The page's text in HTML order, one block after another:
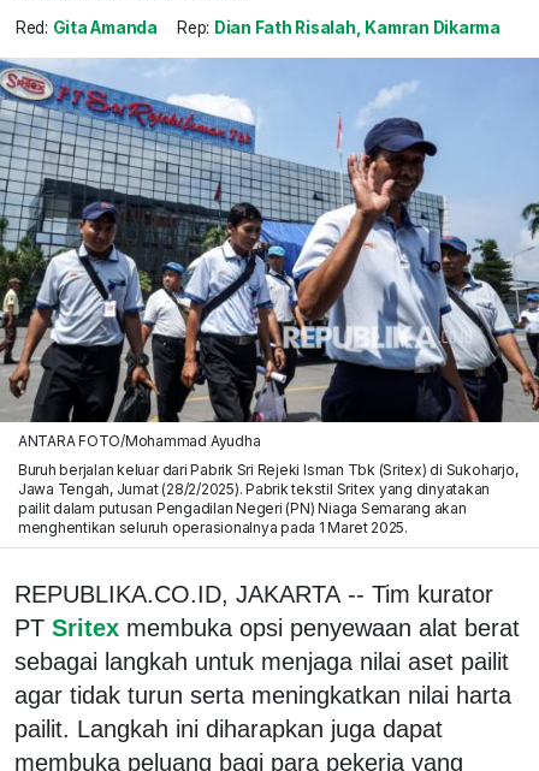
Red: Gita Amanda Rep: Dian Fath Risalah, Kamran Dikarma
ANTARA FOTO/Mohammad Ayudha
Buruh berjalan keluar dari Pabrik Sri Rejeki Isman Tbk (Sritex) di Sukoharjo,
Jawa Tengah, Jumat (28/2/2025). Pabrik tekstil Sritex yang dinyatakan
pailit dalam putusan Pengadilan Negeri (PN) Niaga Semarang akan
menghentikan seluruh operasionalnya pada 1 Maret 2025.
REPUBLIKA.CO.ID, JAKARTA -- Tim kurator
PT Sritex membuka opsi penyewaan alat berat
sebagai langkah untuk menjaga nilai aset pailit
agar tidak turun serta meningkatkan nilai harta
pailit. Langkah ini diharapkan juga dapat
membuka peluang bagi para pekerja yang